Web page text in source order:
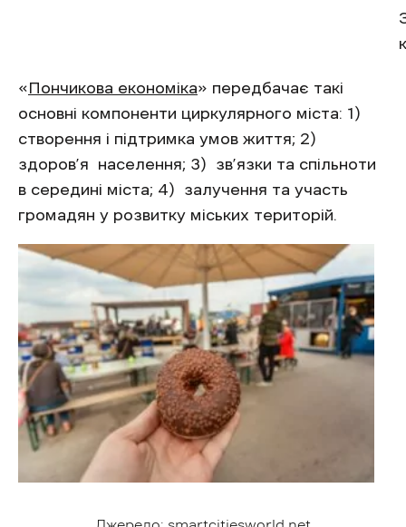
«Пончикова економіка» передбачає такі
основні компоненти циркулярного міста: 1)
створення і підтримка умов життя; 2)
здоров’я населення; 3) зв’язки та спільноти
в середині міста; 4) залучення та участь
громадян у розвитку міських територій.